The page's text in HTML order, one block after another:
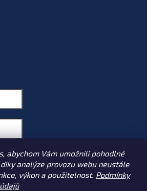
abychom Vám umožnili pohodlné
analýze provozu webu neustále
výkon a použitelnost. Podmínky
heslo